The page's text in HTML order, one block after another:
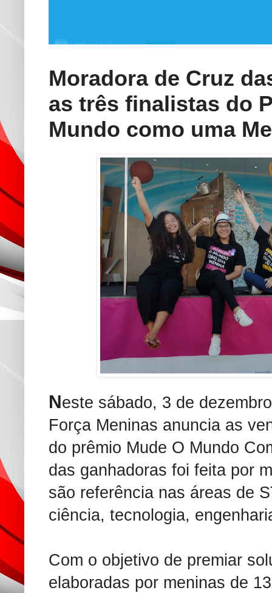
Moradora de Cruz
as três finalistas do
Mundo como uma
Neste sábado, 3 de
Força Meninas anuncia as
do prêmio Mude O Mundo
das ganhadoras foi feita por
são referência nas áreas de
ciência, tecnologia,
Com o objetivo de premiar
elaboradas por meninas de